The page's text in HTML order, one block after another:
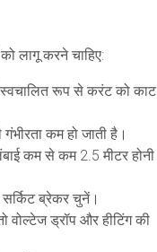
को लागू करने चाहिए:
स्वचालित रूप से करंट को काट
कम हो जाती है।
कम से कम 2.5 मीटर होनी
ब्रेकर चुनें।
ड्रॉप और हीटिंग की